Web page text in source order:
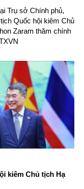
Trụ sở Chính phủ,
Quốc hội kiêm Chủ
Zaram thăm chính
kiêm Chủ tịch Hạ